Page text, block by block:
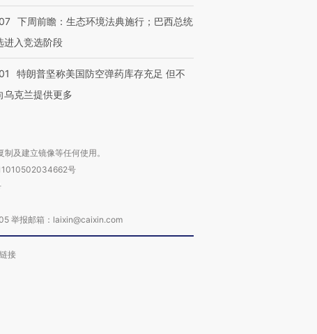
下周前瞻：生态环境法典施行；巴西总统
进入竞选阶段
特朗普坚称美国防空弹药库存充足 但不
乌克兰提供更多
及建立镜像等任何使用。
号
举报邮箱：laixin@caixin.com
接